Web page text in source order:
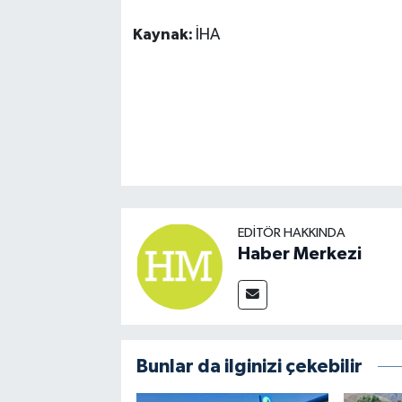
Kaynak: İHA
EDITÖR HAKKINDA
Haber Merkezi
Bunlar da ilginizi çekebilir